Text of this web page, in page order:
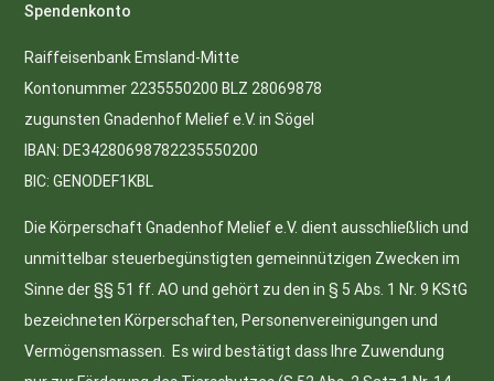
Spendenkonto
Raiffeisenbank Emsland-Mitte
Kontonummer 2235550200 BLZ 28069878
zugunsten Gnadenhof Melief e.V. in Sögel
IBAN: DE34280698782235550200
BIC: GENODEF1KBL
Die Körperschaft Gnadenhof Melief e.V. dient ausschließlich und
unmittelbar steuerbegünstigten gemeinnützigen Zwecken im
Sinne der §§ 51 ff. AO und gehört zu den in § 5 Abs. 1 Nr. 9 KStG
bezeichneten Körperschaften, Personenvereinigungen und
Vermögensmassen. Es wird bestätigt dass Ihre Zuwendung